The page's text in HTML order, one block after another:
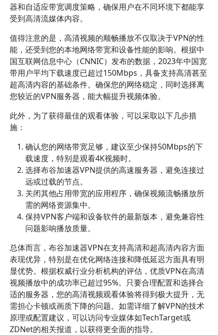
器和自适应带宽调度策略，确保用户在不同环境下都能享
受到高清流媒体内容。
值得注意的是，高清视频的顺畅播放不仅取决于VPN的性
能，还受到您的本地网络带宽和设备性能的影响。根据中
国互联网信息中心（CNNIC）发布的数据，2023年中国宽
带用户平均下载速度已超过150Mbps，具备支持高清甚至
超高清内容的基础条件。确保您的网络稳定，同时选择离
您较近的VPN服务器，能大幅提升视频体验。
此外，为了获得最佳的观看体验，可以采取以下几步措
施：
确认您的网络带宽足够，建议至少保持50Mbps的下
载速度，特别是观看4K视频时。
选择布谷加速器VPN提供的高速服务器，避免连接过
远或过载的节点。
关闭其他占用带宽的应用程序，确保视频流畅播放所
需的网络资源集中。
保持VPN客户端和设备软件的最新版本，避免兼容性
问题影响播放质量。
总体而言，布谷加速器VPN在支持高清和超高清内容方面
表现优异，特别是在优化网络连接和降低延迟方面具有明
显优势。根据权威行业分析机构的评估，优质VPN在高清
视频播放中的成功率已超过95%。只要合理配置和选择合
适的服务器，您的高清视频观看体验将得到极大提升，无
需担心卡顿或画质下降的问题。如需详细了解VPN的技术
原理或配置建议，可以访问专业媒体如TechTarget或
ZDNet的相关报道，以获得更全面的指导。